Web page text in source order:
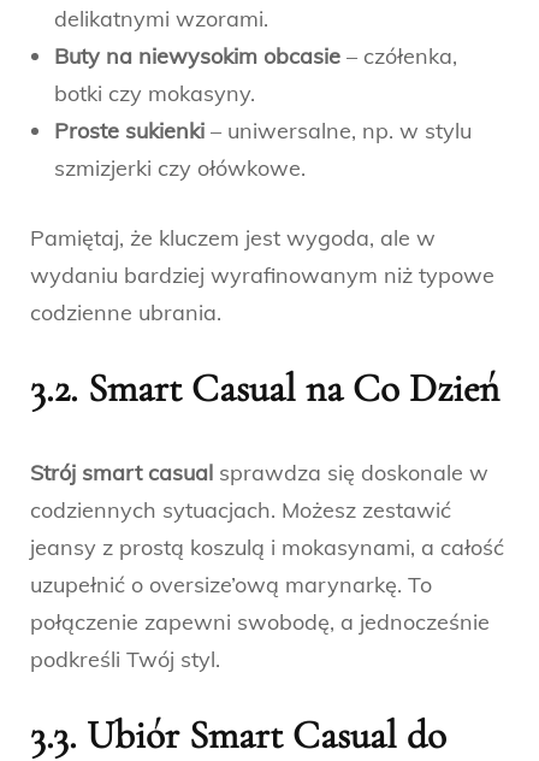
delikatnymi wzorami.
Buty na niewysokim obcasie – czółenka,
botki czy mokasyny.
Proste sukienki – uniwersalne, np. w stylu
szmizjerki czy ołówkowe.
Pamiętaj, że kluczem jest wygoda, ale w
wydaniu bardziej wyrafinowanym niż typowe
codzienne ubrania.
3.2. Smart Casual na Co Dzień
Strój smart casual sprawdza się doskonale w
codziennych sytuacjach. Możesz zestawić
jeansy z prostą koszulą i mokasynami, a całość
uzupełnić o oversize’ową marynarkę. To
połączenie zapewni swobodę, a jednocześnie
podkreśli Twój styl.
3.3. Ubiór Smart Casual do